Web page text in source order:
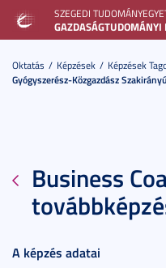
SZEGEDI
GAZDASÁGTUDOMÁNYI
Oktatás Képzések Képzések
Gyógyszerész-Közgazdász
Business
A képzés adatai